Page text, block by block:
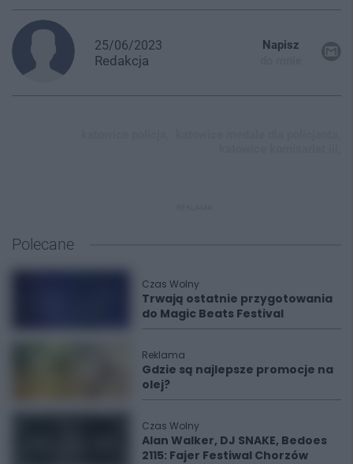
25/06/2023
Redakcja
Napisz
Polecane
Czas Wolny
Trwają ostatnie przygotowania
do Magic Beats Festival
Reklama
Gdzie są najlepsze promocje na
olej?
Czas Wolny
Alan Walker, DJ SNAKE, Bedoes
2115: Fajer Festiwal Chorzów